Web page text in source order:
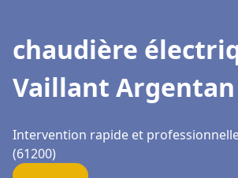
chaudière
Vaillant Argentan
Intervention rapide et
(61200)